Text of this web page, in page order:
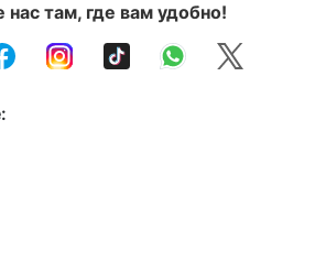
нас там, где вам удобно!